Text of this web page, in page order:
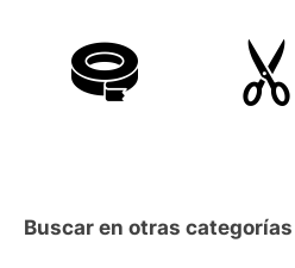
Buscar en otras categorías